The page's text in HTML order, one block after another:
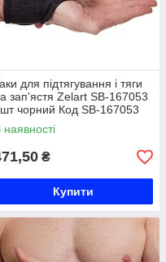
для підтягування і тяги
зап'ястя Zelart SB-167053
чорний Код SB-167053
наявності
₴
Купити